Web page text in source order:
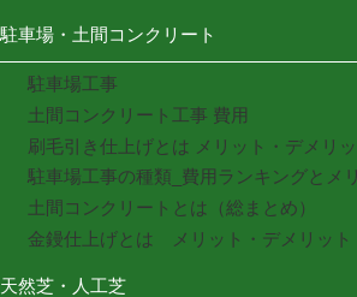
駐車場・土間コンクリート
駐車場工事
土間コンクリート工事 費用
刷毛引き仕上げとは メリット・デメリッ
駐車場工事の種類_費用ランキングとメ
土間コンクリートとは（総まとめ）
金鏝仕上げとは メリット・デメリット
天然芝・人工芝